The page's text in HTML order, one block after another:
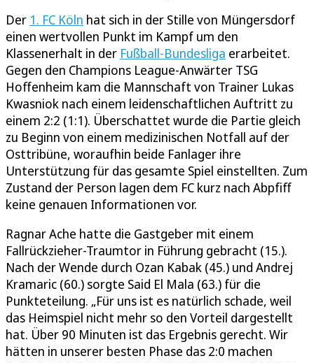
Der 1. FC Köln hat sich in der Stille von Müngersdorf
einen wertvollen Punkt im Kampf um den
Klassenerhalt in der Fußball-Bundesliga erarbeitet.
Gegen den Champions League-Anwärter TSG
Hoffenheim kam die Mannschaft von Trainer Lukas
Kwasniok nach einem leidenschaftlichen Auftritt zu
einem 2:2 (1:1). Überschattet wurde die Partie gleich
zu Beginn von einem medizinischen Notfall auf der
Osttribüne, woraufhin beide Fanlager ihre
Unterstützung für das gesamte Spiel einstellten. Zum
Zustand der Person lagen dem FC kurz nach Abpfiff
keine genauen Informationen vor.
Ragnar Ache hatte die Gastgeber mit einem
Fallrückzieher-Traumtor in Führung gebracht (15.).
Nach der Wende durch Ozan Kabak (45.) und Andrej
Kramaric (60.) sorgte Said El Mala (63.) für die
Punkteteilung. „Für uns ist es natürlich schade, weil
das Heimspiel nicht mehr so den Vorteil dargestellt
hat. Über 90 Minuten ist das Ergebnis gerecht. Wir
hätten in unserer besten Phase das 2:0 machen